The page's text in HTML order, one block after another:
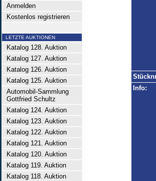
Anmelden
Kostenlos registrieren
LETZTE AUKTIONEN
Katalog 128. Auktion
Katalog 127. Auktion
Katalog 126. Auktion
Katalog 125. Auktion
Automobil-Sammlung
Gottfried Schultz
Katalog 124. Auktion
Katalog 123. Auktion
Katalog 122. Auktion
Katalog 121. Auktion
Katalog 120. Auktion
Katalog 119. Auktion
Katalog 118. Auktion
Info: